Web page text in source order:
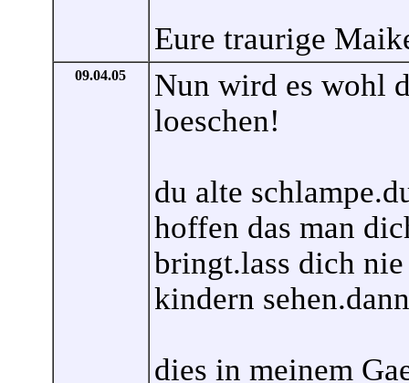
Eure traurige
09.04.05
Nun wird es wohl
loeschen!
du alte
hoffen das man
bringt.lass dich
kindern
dies in meinem